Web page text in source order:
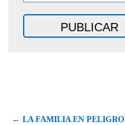
← LA FAMILIA EN PELIGRO